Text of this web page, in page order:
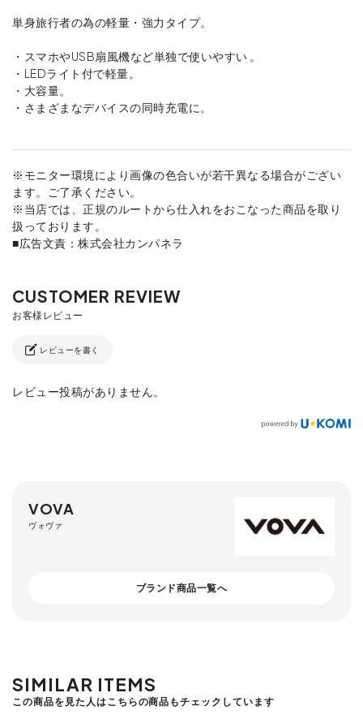
単身旅行者の為の軽量・強力タイプ。
・スマホやUSB扇風機など単独で使いやすい 。
・LEDライト付で軽量。
・大容量。
・さまざまなデバイスの同時充電に。
※モニター環境により画像の色合いが若干異なる場合がござい
ます。ご了承ください。
※当店では、正規のルートから仕入れをおこなった商品を取り
扱っております。
■広告文責：株式会社カンパネラ
レビューを書く
レビュー投稿がありません。
VOVA
ヴォヴァ
ブランド商品一覧へ
SIMILAR ITEMS
この商品を見た人はこちらの商品もチェックしています